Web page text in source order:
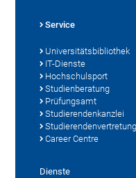
Service
Universitätsbibliothek
IT-Dienste
Hochschulsport
Studienberatung
Prüfungsamt
Studierendenkanzlei
Studierendenvertretung
Career Centre
Dienste